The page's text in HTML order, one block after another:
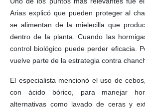
Arias explicó que pueden proteger al
se alimentan de la mielecilla que
dentro de la planta. Cuando las
control biológico puede perder eficacia.
vuelve parte de la estrategia contra
El especialista mencionó el uso de
con ácido bórico, para manejar
alternativas como lavado de ceras y